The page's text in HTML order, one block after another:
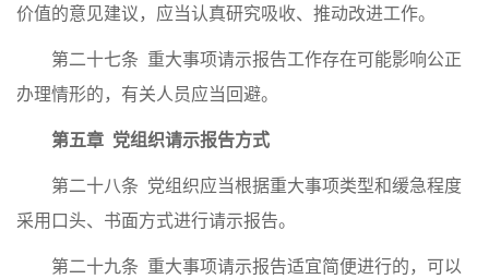
价值的意见建议，应当认真研究吸收、推动改进工作。
第二十七条 重大事项请示报告工作存在可能影响公正
办理情形的，有关人员应当回避。
第五章 党组织请示报告方式
第二十八条 党组织应当根据重大事项类型和缓急程度
采用口头、书面方式进行请示报告。
第二十九条 重大事项请示报告适宜简便进行的，可以